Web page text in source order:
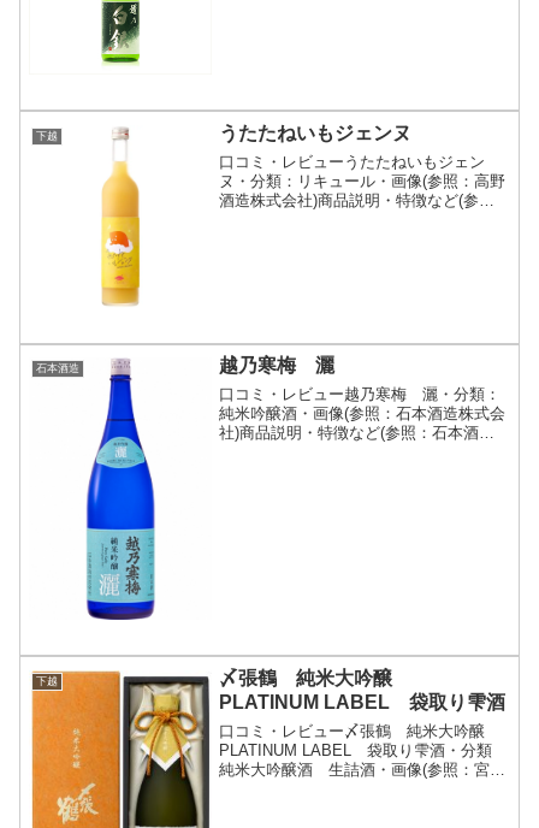
下越 うたたねいもジェンヌ
口コミ・レビューうたたねいもジェン
ヌ・分類：リキュール・画像(参照：高野
酒造株式会社)商品説明・特徴など(参
石本酒造 越乃寒梅 灑
口コミ・レビュー越乃寒梅 灑・分類：
純米吟醸酒・画像(参照：石本酒造株式会
社)商品説明・特徴など(参照：石本酒造
下越
〆張鶴 純米大吟醸
PLATINUM LABEL 袋取り雫酒
口コミ・レビュー〆張鶴 純米大吟醸
PLATINUM LABEL 袋取り雫酒・分類
純米大吟醸酒 生詰酒・画像(参照：宮尾